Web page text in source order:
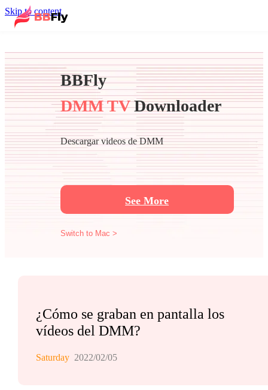
Skip to content
BBFly
DMM TVDownloader
Descargar videos de DMM
See More
Switch to Mac >
¿Cómo se graban en pantalla los
vídeos del DMM?
Saturday 2022/02/05